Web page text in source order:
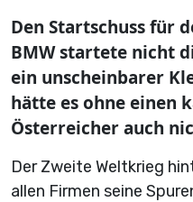
Den Startschuss für
BMW startete nicht
ein unscheinbarer
hätte es ohne einen
Österreicher auch
Der Zweite Weltkrieg
allen Firmen seine